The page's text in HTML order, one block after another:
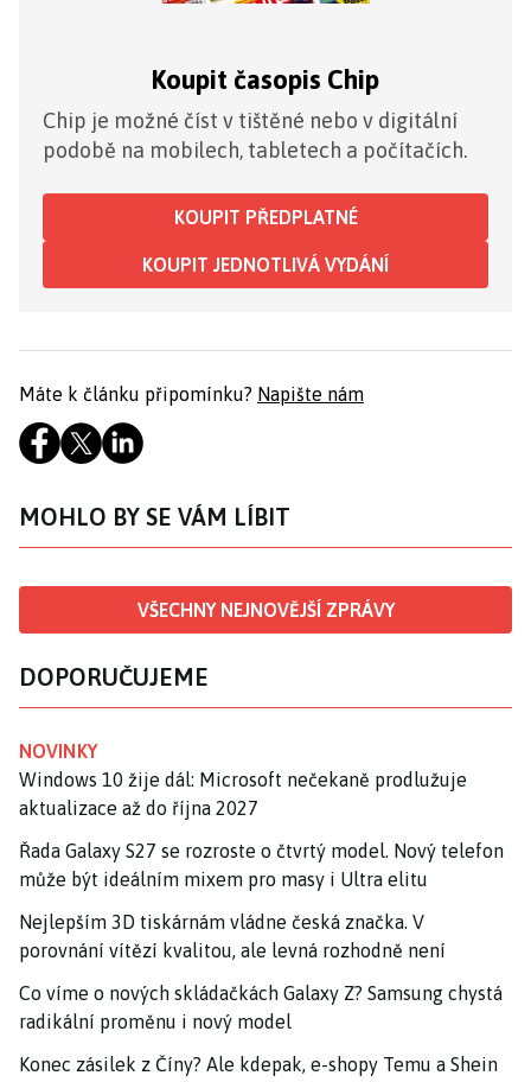
Koupit časopis Chip
Chip je možné číst v tištěné nebo v digitální
podobě na mobilech, tabletech a počítačích.
KOUPIT PŘEDPLATNÉ
KOUPIT JEDNOTLIVÁ VYDÁNÍ
Máte k článku připomínku? Napište nám
MOHLO BY SE VÁM LÍBIT
VŠECHNY NEJNOVĚJŠÍ ZPRÁVY
DOPORUČUJEME
NOVINKY
Windows 10 žije dál: Microsoft nečekaně prodlužuje
aktualizace až do října 2027
Řada Galaxy S27 se rozroste o čtvrtý model. Nový telefon
může být ideálním mixem pro masy i Ultra elitu
Nejlepším 3D tiskárnám vládne česká značka. V
porovnání vítězí kvalitou, ale levná rozhodně není
Co víme o nových skládačkách Galaxy Z? Samsung chystá
radikální proměnu i nový model
Konec zásilek z Číny? Ale kdepak, e-shopy Temu a Shein